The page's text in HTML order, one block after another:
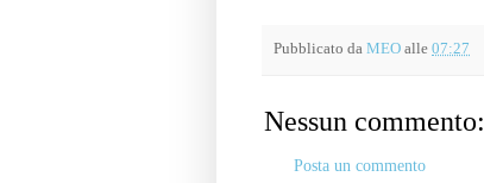
Pubblicato da MEO alle 07:27
Nessun commento:
Posta un commento